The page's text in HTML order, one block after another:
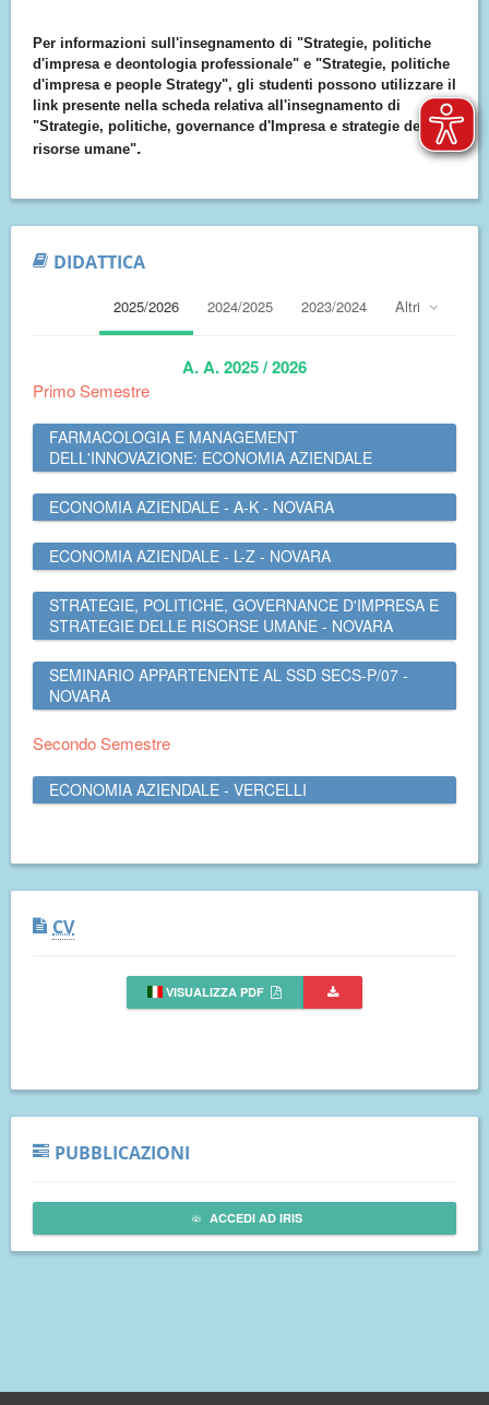
Per informazioni sull'insegnamento di "Strategie, politiche
d'impresa e deontologia professionale" e "Strategie, politiche
d'impresa e people Strategy", gli studenti possono utilizzare il
link presente nella scheda relativa all'insegnamento di
"Strategie, politiche, governance d'Impresa e strategie delle
risorse umane".
DIDATTICA
2025/2026 2024/2025 2023/2024 Altri
A. A. 2025 / 2026
Primo Semestre
FARMACOLOGIA E MANAGEMENT
DELL'INNOVAZIONE: ECONOMIA AZIENDALE
ECONOMIA AZIENDALE - A-K - NOVARA
ECONOMIA AZIENDALE - L-Z - NOVARA
STRATEGIE, POLITICHE, GOVERNANCE D'IMPRESA E
STRATEGIE DELLE RISORSE UMANE - NOVARA
SEMINARIO APPARTENENTE AL SSD SECS-P/07 -
NOVARA
Secondo Semestre
ECONOMIA AZIENDALE - VERCELLI
CV
VISUALIZZA PDF
PUBBLICAZIONI
ACCEDI AD IRIS